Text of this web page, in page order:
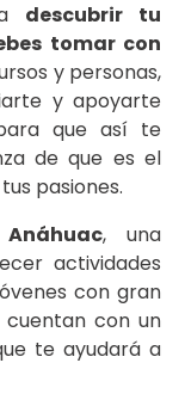
descubrir tu
tomar con
y personas,
y apoyarte
que así te
de que es el
pasiones.
, una
actividades
con gran
con un
te ayudará a